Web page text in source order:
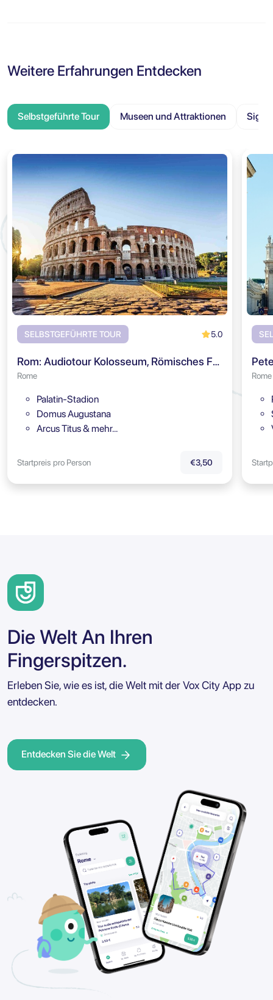
Weitere Erfahrungen Entdecken
Selbstgeführte Tour Museen und Attraktionen
SELBSTGEFÜHRTE TOUR 5.0
Rom: Audiotour Kolosseum, Römisches Forum & Palatin
Rome
Palatin-Stadion
Domus Augustana
Arcus Titus & mehr…
Startpreis pro Person €3,50
Rome
Die Welt An Ihren
Fingerspitzen.
Erleben Sie, wie es ist, die Welt mit der Vox City App zu
entdecken.
Entdecken Sie die Welt